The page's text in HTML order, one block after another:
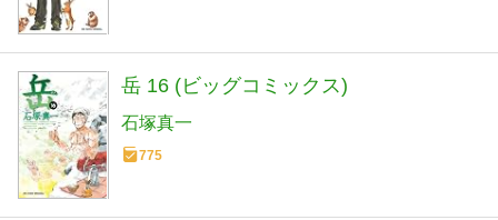
岳 16 (ビッグコミックス)
石塚真一
775